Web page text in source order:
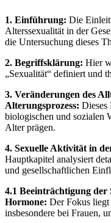
1. Einführung: Die
Alterssexualität in der
die Untersuchung dieses
2. Begriffsklärung: Hier
„Sexualität“ definiert und
3. Veränderungen des
Alterungsprozess: Dieses
biologischen und sozialen
Alter prägen.
4. Sexuelle Aktivität in
Hauptkapitel analysiert
und gesellschaftlichen
4.1 Beeinträchtigung
Hormone: Der Fokus
insbesondere bei Frauen,